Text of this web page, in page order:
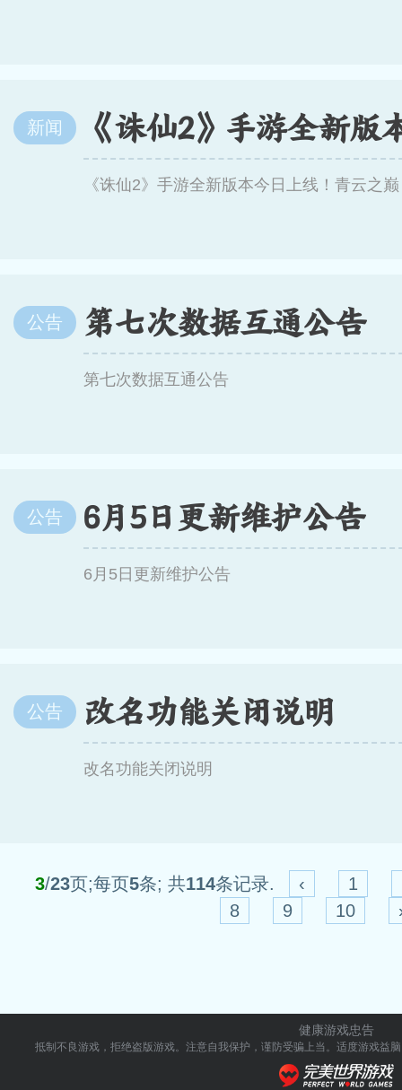
新闻
《诛仙2》手游全新版本今日上线！青云之
公告 第七次数据互通公告
第七次数据互通公告
公告 6月5日更新维护公告
6月5日更新维护公告
公告 改名功能关闭说明
改名功能关闭说明
3/23页;每页5条; 共114条记录. ‹ 1
8
9 10
健康游戏忠告
抵制不良游戏，拒绝盗版游戏。注意自我保护，谨防受骗上当。 适度游戏益